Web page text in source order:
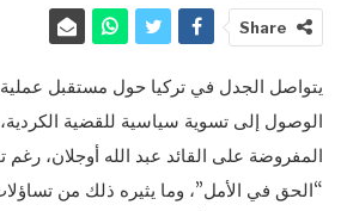
Share
يتواصل الجدل في تركيا حول مستقبل عملية
الوصول إلى تسوية سياسية للقضية
المفروضة على القائد عبد الله أوجلان،
“الحق في الأمل”، وما يثيره ذلك من